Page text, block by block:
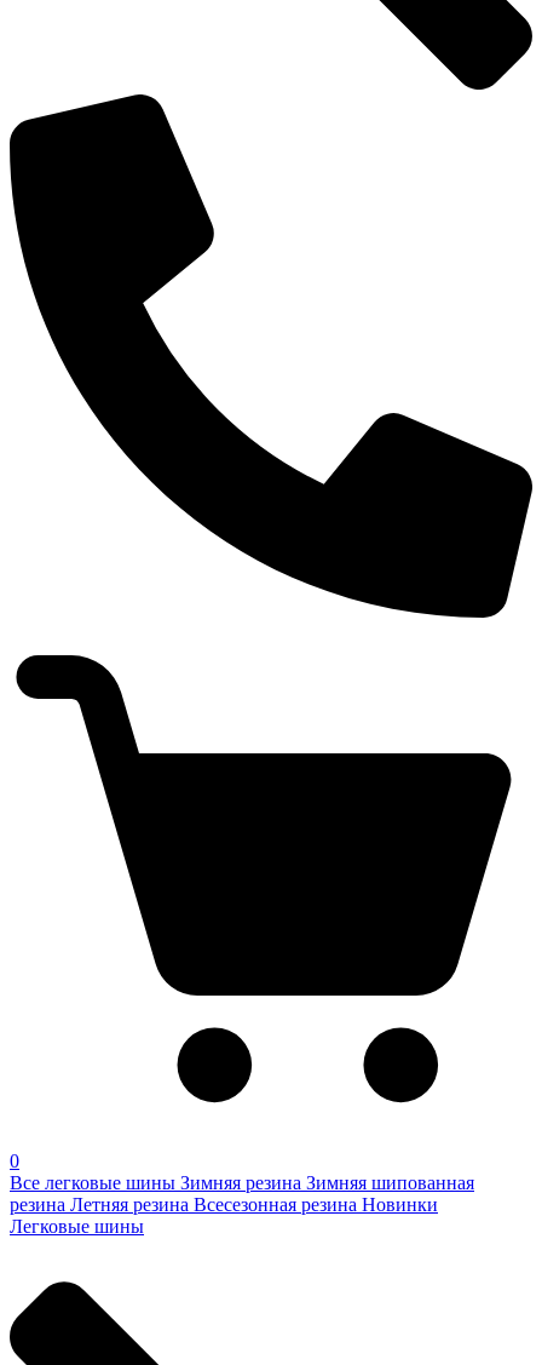
0
Все легковые шины Зимняя резина Зимняя шипованная
резина Летняя резина Всесезонная резина Новинки
Легковые шины